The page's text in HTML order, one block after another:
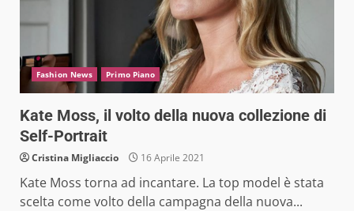
Fashion News Primo Piano
Kate Moss, il volto della nuova collezione di
Self-Portrait
Cristina Migliaccio 16 Aprile 2021
Kate Moss torna ad incantare. La top model è stata
scelta come volto della campagna della nuova...